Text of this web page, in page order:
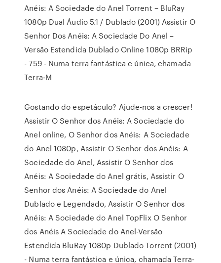
Anéis: A Sociedade do Anel Torrent – BluRay
1080p Dual Áudio 5.1 / Dublado (2001) Assistir O
Senhor Dos Anéis: A Sociedade Do Anel –
Versão Estendida Dublado Online 1080p BRRip
- 759 - Numa terra fantástica e única, chamada
Terra-M
Gostando do espetáculo? Ajude-nos a crescer!
Assistir O Senhor dos Anéis: A Sociedade do
Anel online, O Senhor dos Anéis: A Sociedade
do Anel 1080p, Assistir O Senhor dos Anéis: A
Sociedade do Anel, Assistir O Senhor dos
Anéis: A Sociedade do Anel grátis, Assistir O
Senhor dos Anéis: A Sociedade do Anel
Dublado e Legendado, Assistir O Senhor dos
Anéis: A Sociedade do Anel TopFlix O Senhor
dos Anéis A Sociedade do Anel-Versão
Estendida BluRay 1080p Dublado Torrent (2001)
- Numa terra fantástica e única, chamada Terra-